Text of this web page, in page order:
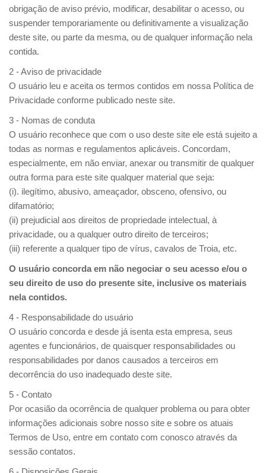
obrigação de aviso prévio, modificar, desabilitar o acesso, ou
suspender temporariamente ou definitivamente a visualização
deste site, ou parte da mesma, ou de qualquer informação nela
contida.
2 - Aviso de privacidade
O usuário leu e aceita os termos contidos em nossa Política de
Privacidade conforme publicado neste site.
3 - Nomas de conduta
O usuário reconhece que com o uso deste site ele está sujeito a
todas as normas e regulamentos aplicáveis. Concordam,
especialmente, em não enviar, anexar ou transmitir de qualquer
outra forma para este site qualquer material que seja:
(i). ilegítimo, abusivo, ameaçador, obsceno, ofensivo, ou
difamatório;
(ii) prejudicial aos direitos de propriedade intelectual, à
privacidade, ou a qualquer outro direito de terceiros;
(iii) referente a qualquer tipo de vírus, cavalos de Troia, etc.
O usuário concorda em não negociar o seu acesso e/ou o
seu direito de uso do presente site, inclusive os materiais
nela contidos.
4 - Responsabilidade do usuário
O usuário concorda e desde já isenta esta empresa, seus
agentes e funcionários, de quaisquer responsabilidades ou
responsabilidades por danos causados a terceiros em
decorrência do uso inadequado deste site.
5 - Contato
Por ocasião da ocorrência de qualquer problema ou para obter
informações adicionais sobre nosso site e sobre os atuais
Termos de Uso, entre em contato com conosco através da
sessão contatos.